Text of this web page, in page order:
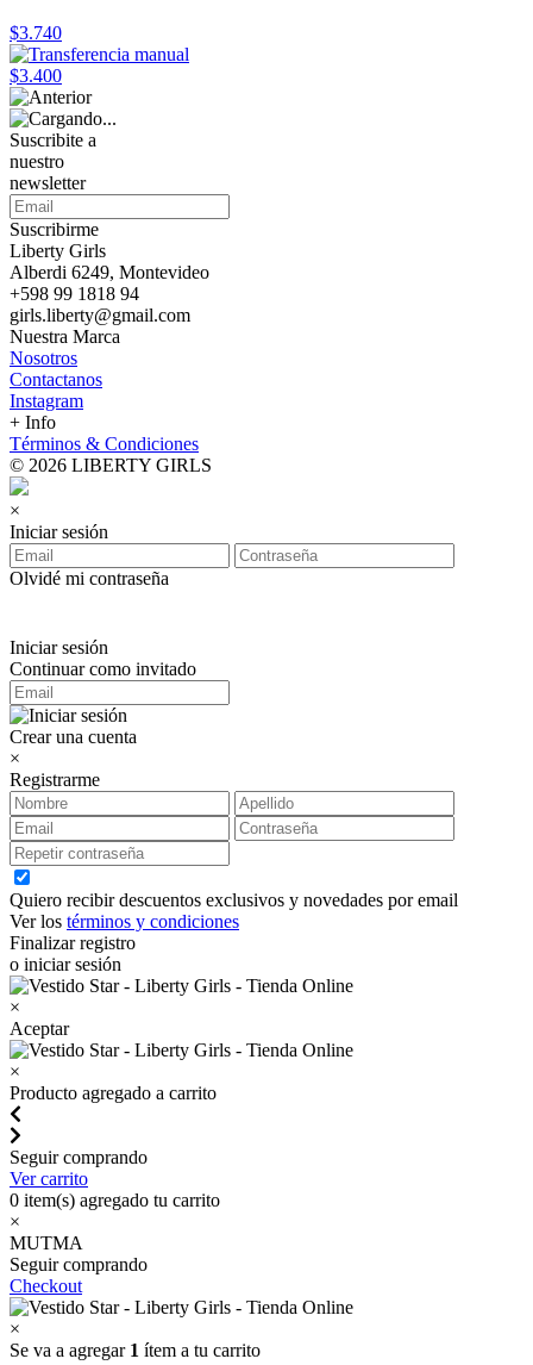
$3.740
$3.400
Suscribite a
nuestro
newsletter
Suscribirme
Liberty Girls
Alberdi 6249, Montevideo
+598 99 1818 94
girls.liberty@gmail.com
Nuestra Marca
Nosotros
Contactanos
Instagram
+ Info
Términos & Condiciones
© 2026 LIBERTY GIRLS
×
Iniciar sesión
Olvidé mi contraseña
Iniciar sesión
Continuar como invitado
Crear una cuenta
×
Registrarme
Quiero recibir descuentos exclusivos y novedades por email
Ver los términos y condiciones
Finalizar registro
o iniciar sesión
×
Aceptar
×
Producto agregado a carrito
Seguir comprando
Ver carrito
0 item(s) agregado tu carrito
×
MUTMA
Seguir comprando
Checkout
×
Se va a agregar 1 ítem a tu carrito